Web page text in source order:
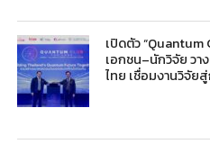
เปิดตัว
เอกชน–นักวิจัย วา
ไทย เชื่อมงานวิจัย